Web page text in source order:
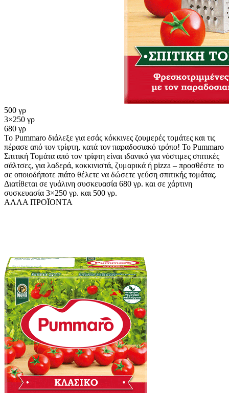
500 γρ
3×250 γρ
680 γρ
Το Pummaro διάλεξε για εσάς κόκκινες ζουμερές τομάτες και τις
πέρασε από τον τρίφτη, κατά τον παραδοσιακό τρόπο! Το Pummaro
Σπιτική Τομάτα από τον τρίφτη είναι ιδανικό για νόστιμες σπιτικές
σάλτσες, για λαδερά, κοκκινιστά, ζυμαρικά ή pizza – προσθέστε το
σε οποιοδήποτε πιάτο θέλετε να δώσετε γεύση σπιτικής τομάτας.
Διατίθεται σε γυάλινη συσκευασία 680 γρ. και σε χάρτινη
συσκευασία 3×250 γρ. και 500 γρ.
ΑΛΛΑ ΠΡΟΪΟΝΤΑ